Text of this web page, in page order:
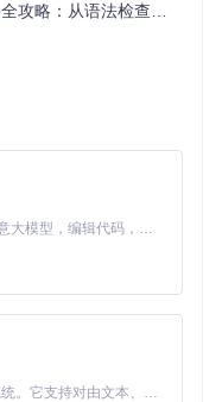
到团队协作的一站式解决方案
Claude Code 的开源替代方案。连接任意大模型，编辑代码，运行命令，自动验证 — 全自动执行。用 Rust 构建，极致性能。 ｜ An open-source alternative to Claude Code. Connect any LLM, edit code, run commands, and verify changes — autonomously. Built in Rust for speed. Get Started
MiniMax H3 是一个通用的全模态生成系统。它支持对由文本、图像、视频和音频组成的多模态上下文进行统一理解，并能生成分辨率高达 2K、时长可达 15 秒的带原生立体声音频的视频。得益于面向任务泛化的系统设计，H3 在预训练阶段就已具备广泛的多模态上下文理解与生成能力，能够出色地执行复杂的多模态指令。